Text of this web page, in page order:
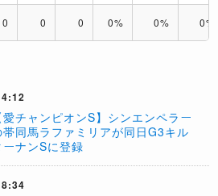
0 0 0 0% 0% 0%
愛チャンピオンS】シンエンペラー
帯同馬ラファミリアが同日G3キル
ーナンSに登録